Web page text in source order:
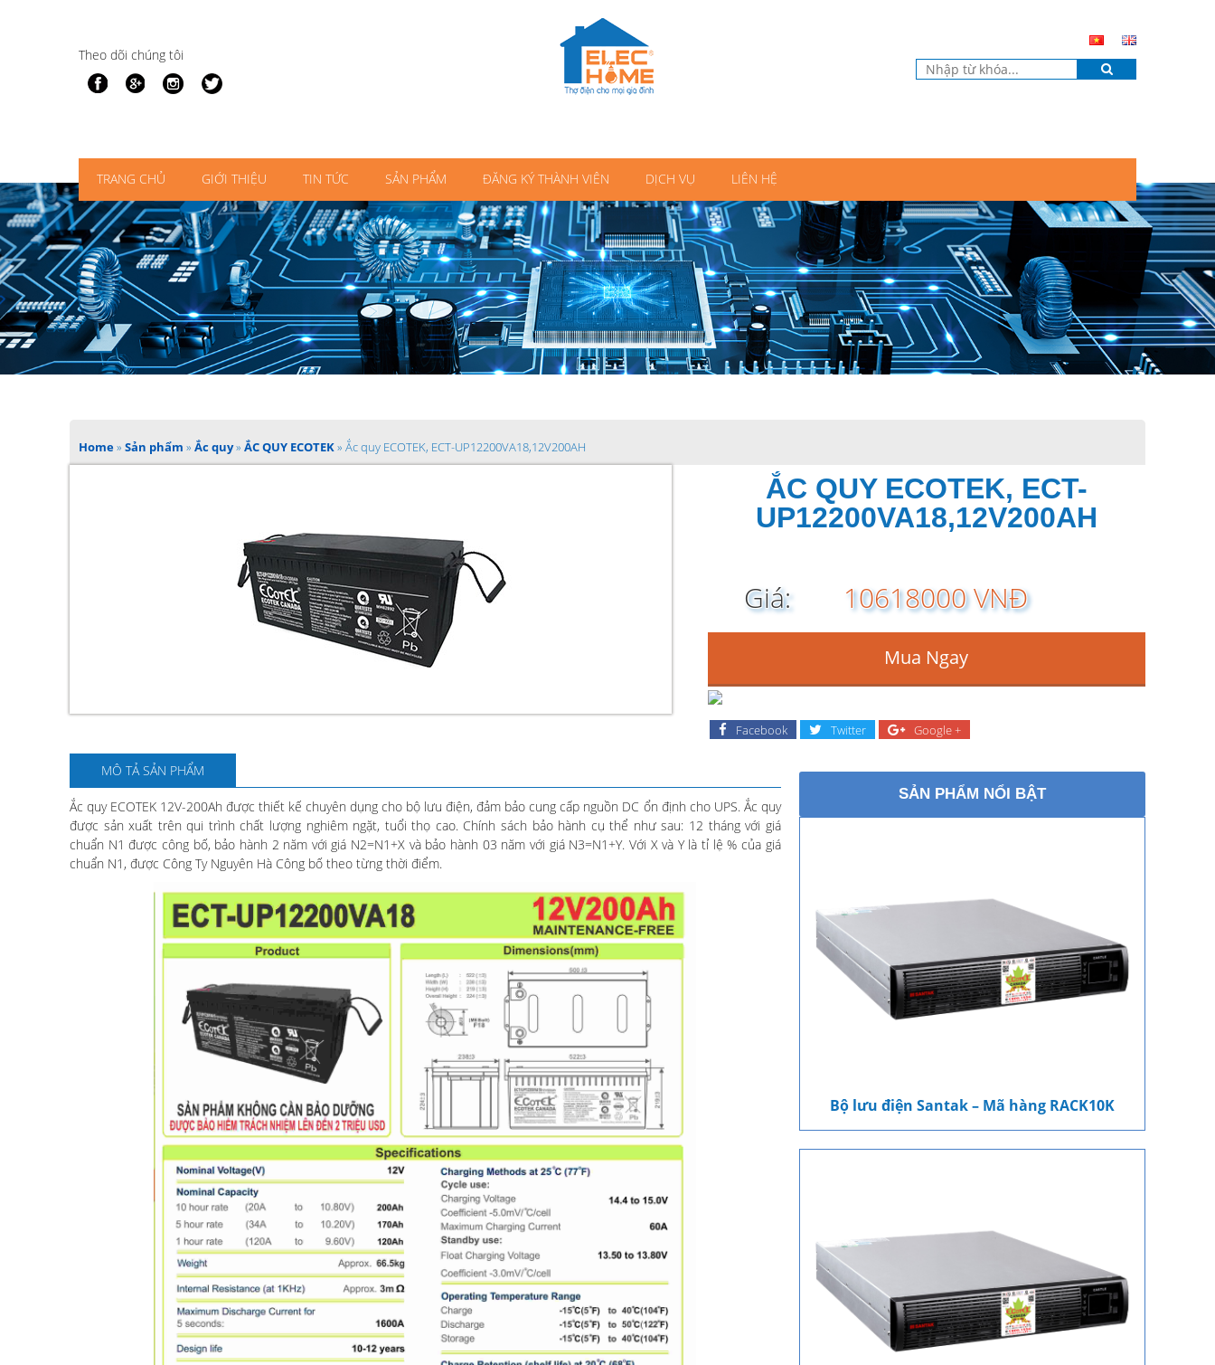
Theo dõi chúng tôi
TRANG CHỦ GIỚI THIỆU TIN TỨC SẢN PHẨM ĐĂNG KÝ THÀNH VIÊN DỊCH VỤ LIÊN HỆ
Home» Sản phẩm » Ắc quy» ẮC QUY ECOTEK» Ắc quy ECOTEK, ECT-UP12200VA18,12V200AH
ẮC QUY ECOTEK, ECT-
UP12200VA18,12V200AH
Giá: 10618000 VNĐ
Mua Ngay
Facebook Twitter Google +
MÔ TẢ SẢN PHẨM
Ắc quy ECOTEK 12V-200Ah được thiết kế chuyên dụng cho bộ lưu điện, đảm bảo cung cấp nguồn DC ổn định cho UPS. Ắc quy
được sản xuất trên qui trình chất lượng nghiêm ngặt, tuổi thọ cao. Chính sách bảo hành cụ thể như sau: 12 tháng với giá
chuẩn N1 được công bố, bảo hành 2 năm với giá N2=N1+X và bảo hành 03 năm với giá N3=N1+Y. Với X và Y là tỉ lệ % của giá
chuẩn N1, được Công Ty Nguyên Hà Công bố theo từng thời điểm.
SẢN PHẨM NỔI BẬT
Bộ lưu điện Santak – Mã hàng RACK10K